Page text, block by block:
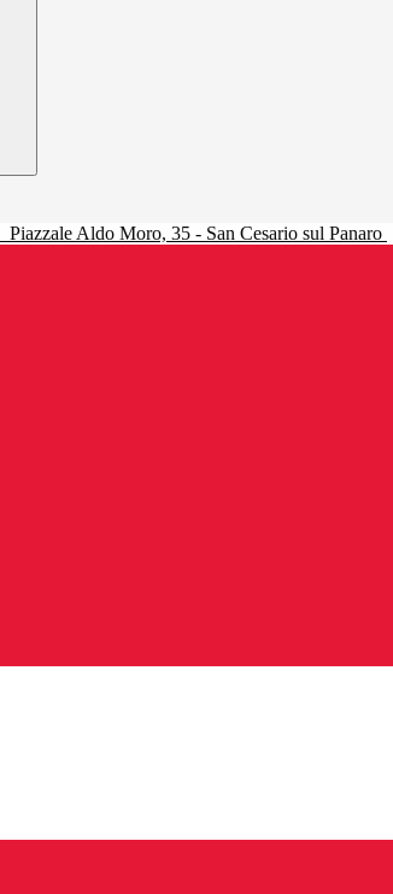
Piazzale Aldo Moro, 35 - San Cesario sul Panaro